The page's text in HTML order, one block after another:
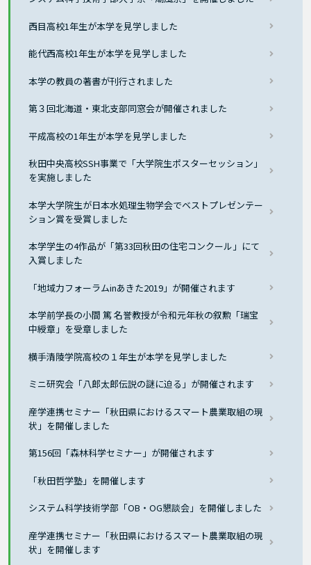
西目高校1年生が本学を見学しました
能代西高校1年生が本学を見学しました
本学の教員の著書が刊行されました
第３回北海道・東北支部同窓会が開催されました
平成高校の1年生が本学を見学しました
秋田中央高校SSH事業で「大学院生ポスターセッション」
を実施しました
本学大学院生が日本水処理生物学会でベストプレゼンテー
ション賞を受賞しました
本学学生の4作品が「第33回秋田の住宅コンクール」にて
入賞しました
「地域力フォーラムinあきた2019」が開催されます
本学前学長の小間 篤 名誉教授が令和元年秋の叙勲「瑞宝
中綬章」を受章しました
横手清陵学院高校の１年生が本学を見学しました
ミニ研究会「八郎太郎伝説の謎に迫る」が開催されます
産学連携セミナー「秋田県におけるスマート農業取組の現
状」を開催しました
第156回「森林科学セミナー」が開催されます
「秋田哲学塾」を開催します
システム科学技術学部「OB・OG懇談会」を開催しました
産学連携セミナー「秋田県におけるスマート農業取組の現
状」を開催します